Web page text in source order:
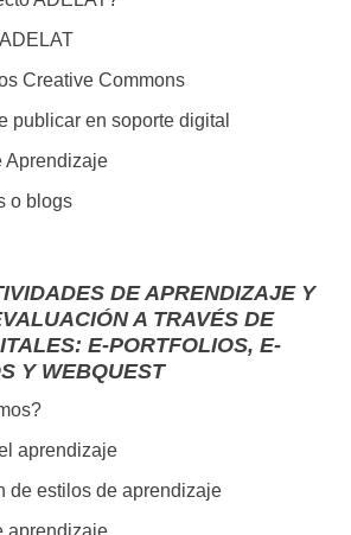
Creative Commons
publicar en soporte digital
Aprendizaje
o blogs
DE APRENDIZAJE Y
A TRAVÉS DE
E-PORTFOLIOS, E-
Y WEBQUEST
aprendizaje
de estilos de aprendizaje